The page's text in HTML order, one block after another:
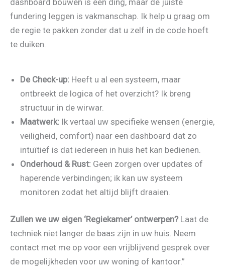
dashboard bouwen is één ding, maar de juiste
fundering leggen is vakmanschap. Ik help u graag om
de regie te pakken zonder dat u zelf in de code hoeft
te duiken.
De Check-up: Heeft u al een systeem, maar
ontbreekt de logica of het overzicht? Ik breng
structuur in de wirwar.
Maatwerk: Ik vertaal uw specifieke wensen (energie,
veiligheid, comfort) naar een dashboard dat zo
intuïtief is dat iedereen in huis het kan bedienen.
Onderhoud & Rust: Geen zorgen over updates of
haperende verbindingen; ik kan uw systeem
monitoren zodat het altijd blijft draaien.
Zullen we uw eigen ‘Regiekamer’ ontwerpen? Laat de
techniek niet langer de baas zijn in uw huis. Neem
contact met me op voor een vrijblijvend gesprek over
de mogelijkheden voor uw woning of kantoor.”